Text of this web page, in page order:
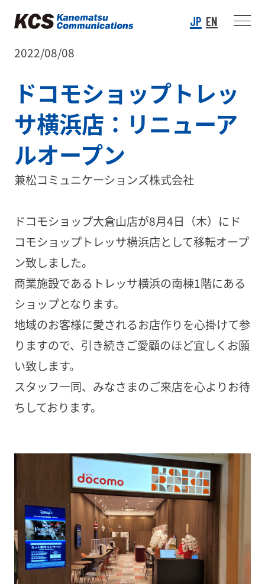
JP EN
2022/08/08
ドコモショップトレッ
サ横浜店：リニューア
ルオープン
兼松コミュニケーションズ株式会社
ドコモショップ大倉山店が8月4日（木）にド
コモショップトレッサ横浜店として移転オープ
ン致しました。
商業施設であるトレッサ横浜の南棟1階にある
ショップとなります。
地域のお客様に愛されるお店作りを心掛けて参
りますので、引き続きご愛顧のほど宜しくお願
い致します。
スタッフ一同、みなさまのご来店を心よりお待
ちしております。